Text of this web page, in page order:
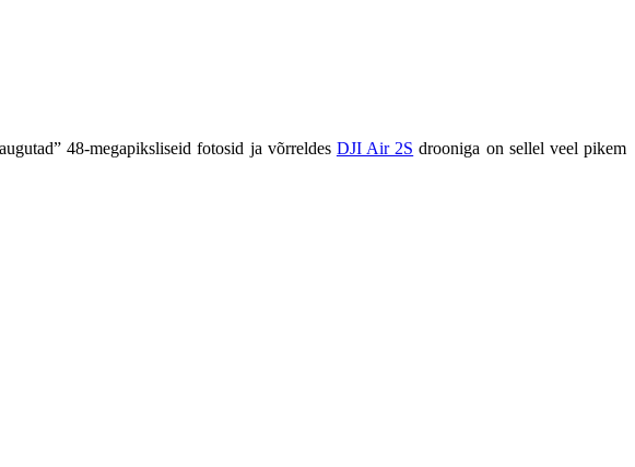
48-megapiksliseid fotosid ja võrreldes DJI Air 2S drooniga on sellel veel pikem